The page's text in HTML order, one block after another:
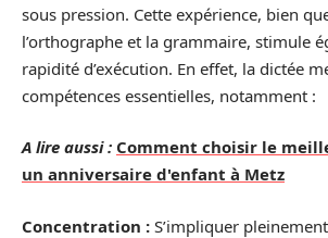
sous pression. Cette expérience, bien
l’orthographe et la grammaire, stimule
rapidité d’exécution. En effet, la dictée
compétences essentielles, notamment :
A lire aussi : Comment choisir le
un anniversaire d'enfant à Metz
Concentration : S’impliquer